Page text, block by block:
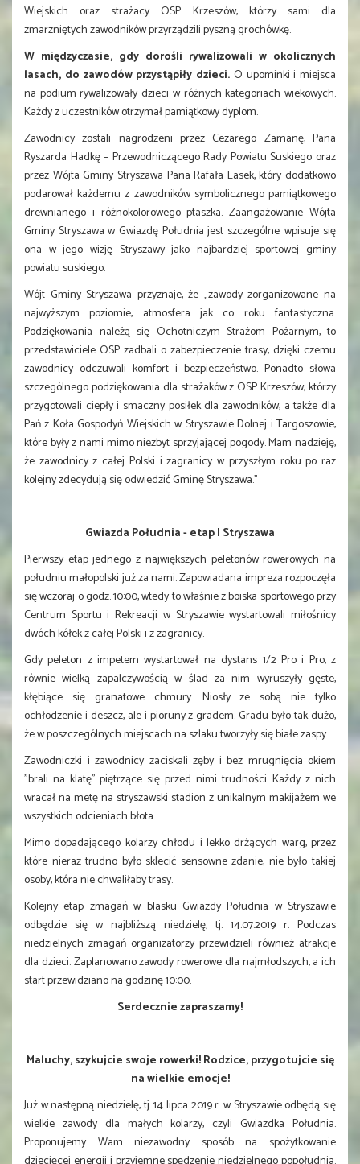
Wiejskich oraz strażacy OSP Krzeszów, którzy sami dla
zmarzniętych zawodników przyrządzili pyszną grochówkę.
W międzyczasie, gdy dorośli rywalizowali w okolicznych
lasach, do zawodów przystąpiły dzieci. O upominki i miejsca
na podium rywalizowały dzieci w różnych kategoriach wiekowych.
Każdy z uczestników otrzymał pamiątkowy dyplom.
Zawodnicy zostali nagrodzeni przez Cezarego Zamanę, Pana
Ryszarda Hadkę – Przewodniczącego Rady Powiatu Suskiego oraz
przez Wójta Gminy Stryszawa Pana Rafała Lasek, który dodatkowo
podarował każdemu z zawodników symbolicznego pamiątkowego
drewnianego i różnokolorowego ptaszka. Zaangażowanie Wójta
Gminy Stryszawa w Gwiazdę Południa jest szczególne: wpisuje się
ona w jego wizję Stryszawy jako najbardziej sportowej gminy
powiatu suskiego.
Wójt Gminy Stryszawa przyznaje, że „zawody zorganizowane na
najwyższym poziomie, atmosfera jak co roku fantastyczna.
Podziękowania należą się Ochotniczym Strażom Pożarnym, to
przedstawiciele OSP zadbali o zabezpieczenie trasy, dzięki czemu
zawodnicy odczuwali komfort i bezpieczeństwo. Ponadto słowa
szczególnego podziękowania dla strażaków z OSP Krzeszów, którzy
przygotowali ciepły i smaczny posiłek dla zawodników, a także dla
Pań z Koła Gospodyń Wiejskich w Stryszawie Dolnej i Targoszowie,
które były z nami mimo niezbyt sprzyjającej pogody. Mam nadzieję,
że zawodnicy z całej Polski i zagranicy w przyszłym roku po raz
kolejny zdecydują się odwiedzić Gminę Stryszawa.”
Gwiazda Południa - etap I Stryszawa
Pierwszy etap jednego z największych peletonów rowerowych na
południu małopolski już za nami. Zapowiadana impreza rozpoczęła
się wczoraj o godz. 10:00, wtedy to właśnie z boiska sportowego przy
Centrum Sportu i Rekreacji w Stryszawie wystartowali miłośnicy
dwóch kółek z całej Polski i z zagranicy.
Gdy peleton z impetem wystartował na dystans 1/2 Pro i Pro, z
równie wielką zapalczywością w ślad za nim wyruszyły gęste,
kłębiące się granatowe chmury. Niosły ze sobą nie tylko
ochłodzenie i deszcz, ale i pioruny z gradem. Gradu było tak dużo,
że w poszczególnych miejscach na szlaku tworzyły się białe zaspy.
Zawodniczki i zawodnicy zaciskali zęby i bez mrugnięcia okiem
"brali na klatę" piętrzące się przed nimi trudności. Każdy z nich
wracał na metę na stryszawski stadion z unikalnym makijażem we
wszystkich odcieniach błota.
Mimo dopadającego kolarzy chłodu i lekko drżących warg, przez
które nieraz trudno było sklecić sensowne zdanie, nie było takiej
osoby, która nie chwaliłaby trasy.
Kolejny etap zmagań w blasku Gwiazdy Południa w Stryszawie
odbędzie się w najbliższą niedzielę, tj. 14.07.2019 r. Podczas
niedzielnych zmagań organizatorzy przewidzieli również atrakcje
dla dzieci. Zaplanowano zawody rowerowe dla najmłodszych, a ich
start przewidziano na godzinę 10:00.
Serdecznie zapraszamy!
Maluchy, szykujcie swoje rowerki! Rodzice, przygotujcie się
na wielkie emocje!
Już w następną niedzielę, tj. 14 lipca 2019 r. w Stryszawie odbędą się
wielkie zawody dla małych kolarzy, czyli Gwiazdka Południa.
Proponujemy Wam niezawodny sposób na spożytkowanie